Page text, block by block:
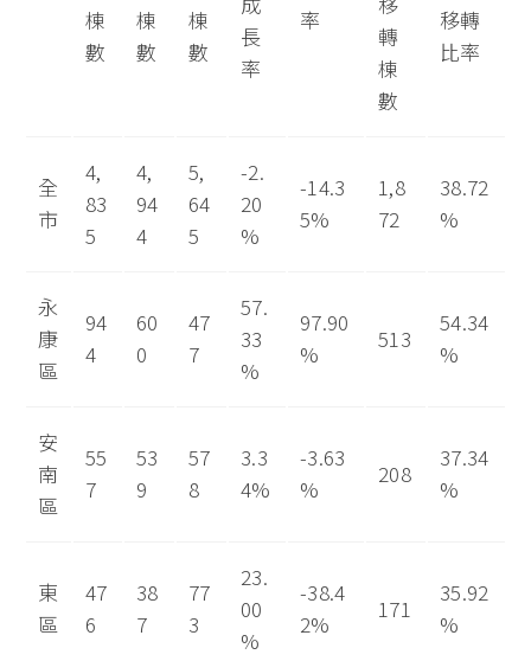
棟
數
棟
數
棟
數
長
率
率
轉
棟
數
移轉
比率
全
市
4,
83
5
4,
94
4
5,
64
5
-2.
20
%
-14.3
5%
1,8
72
38.72
%
永
康
區
94
4
60
0
47
7
57.
33
%
97.90
%
513
54.34
%
安
南
區
55
7
53
9
57
8
3.3
4%
-3.63
%
208
37.34
%
東
區
47
6
38
7
77
3
23.
00
%
-38.4
2%
171
35.92
%